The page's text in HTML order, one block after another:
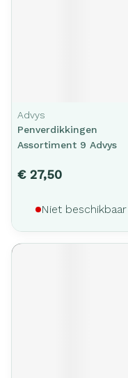
Advys
Penverdikkingen
Assortiment 9 Advys
€ 27,50
Niet beschikbaar